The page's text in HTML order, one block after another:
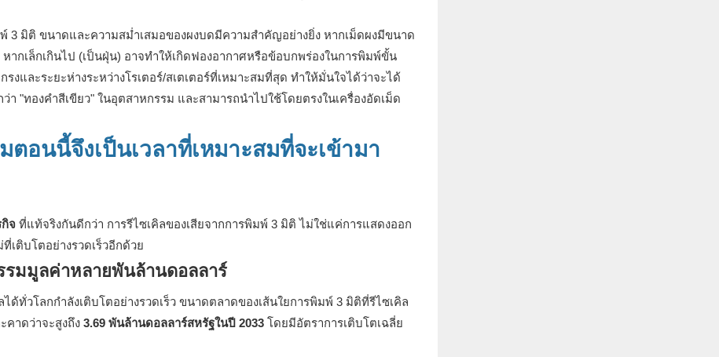
3 มิติ ขนาดและความสม่ำเสมอของผงบดมีความสำคัญอย่างยิ่ง หากเม็ดผงมีขนาด
ากเล็กเกินไป (เป็นฝุ่น) อาจทำให้เกิดฟองอากาศหรือข้อบกพร่องในการพิมพ์ขั้น
งและระยะห่างระหว่างโรเตอร์/สเตเตอร์ที่เหมาะสมที่สุด ทำให้มั่นใจได้ว่าจะได้
า "ทองคำสีเขียว" ในอุตสาหกรรม และสามารถนำไปใช้โดยตรงในเครื่องอัดเม็ด
อนนี้จึงเป็นเวลาที่เหมาะสมที่จะเข้ามา
จที่แท้จริงกันดีกว่า การรีไซเคิลของเสียจากการพิมพ์ 3 มิติ ไม่ใช่แค่การแสดงออก
เติบโตอย่างรวดเร็วอีกด้วย
รมมูลค่าหลายพันล้านดอลลาร์
ทั่วโลกกำลังเติบโตอย่างรวดเร็ว ขนาดตลาดของเส้นใยการพิมพ์ 3 มิติที่รีไซเคิล
คาดว่าจะสูงถึง 3.69 พันล้านดอลลาร์สหรัฐในปี 2033โดยมีอัตราการเติบโตเฉลี่ย